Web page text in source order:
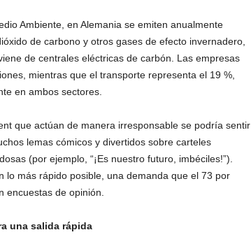
Ambiente, en Alemania se emiten anualmente
de carbono y otros gases de efecto invernadero,
de centrales eléctricas de carbón. Las empresas
mientras que el transporte representa el 19 %,
en ambos sectores.
que actúan de manera irresponsable se podría sentir
lemas cómicos y divertidos sobre carteles
(por ejemplo, “¡Es nuestro futuro, imbéciles!”).
lo más rápido posible, una demanda que el 73 por
encuestas de opinión.
una salida rápida